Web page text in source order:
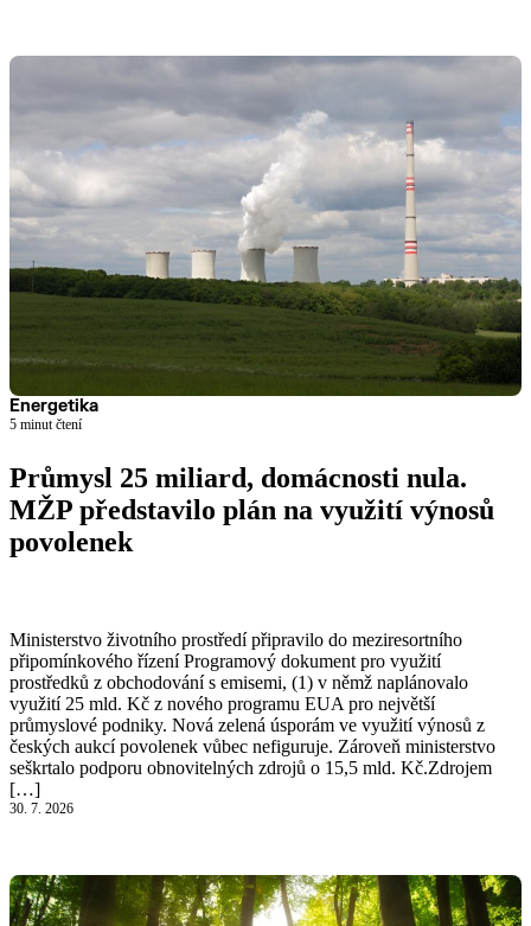
Energetika
5 minut čtení
Průmysl 25 miliard, domácnosti nula.
MŽP představilo plán na využití výnosů
povolenek
Ministerstvo životního prostředí připravilo do meziresortního
připomínkového řízení Programový dokument pro využití
prostředků z obchodování s emisemi, (1) v němž naplánovalo
využití 25 mld. Kč z nového programu EUA pro největší
průmyslové podniky. Nová zelená úsporám ve využití výnosů z
českých aukcí povolenek vůbec nefiguruje. Zároveň ministerstvo
seškrtalo podporu obnovitelných zdrojů o 15,5 mld. Kč.Zdrojem
[…]
30. 7. 2026